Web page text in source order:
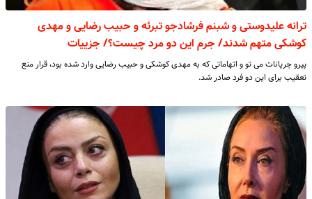
ترانه علیدوستی و شبنم فرشادجو تبرئه و حبیب رضایی و مهدی
کوشکی متهم شدند/ جرم این دو مرد چیست؟/ جزییات
پیرو جریانات می تو و اتهاماتی که به مهدی کوشکی و حبیب رضایی وارد شده بود، قرار منع
تعقیب برای این دو فرد صادر شد.